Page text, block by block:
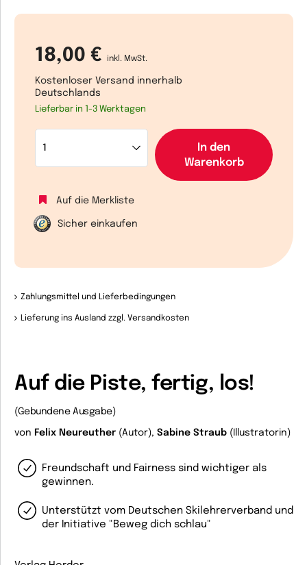
18,00 € inkl. MwSt.
Kostenloser Versand innerhalb
Deutschlands
Lieferbar in 1-3 Werktagen
In den
Warenkorb
Auf die Merkliste
Sicher einkaufen
Zahlungsmittel und Lieferbedingungen
Lieferung ins Ausland zzgl. Versandkosten
Auf die Piste, fertig, los!
(Gebundene Ausgabe)
von Felix Neureuther (Autor), Sabine Straub (Illustratorin)
Freundschaft und Fairness sind wichtiger als
gewinnen.
Unterstützt vom Deutschen Skilehrerverband und
der Initiative "Beweg dich schlau"